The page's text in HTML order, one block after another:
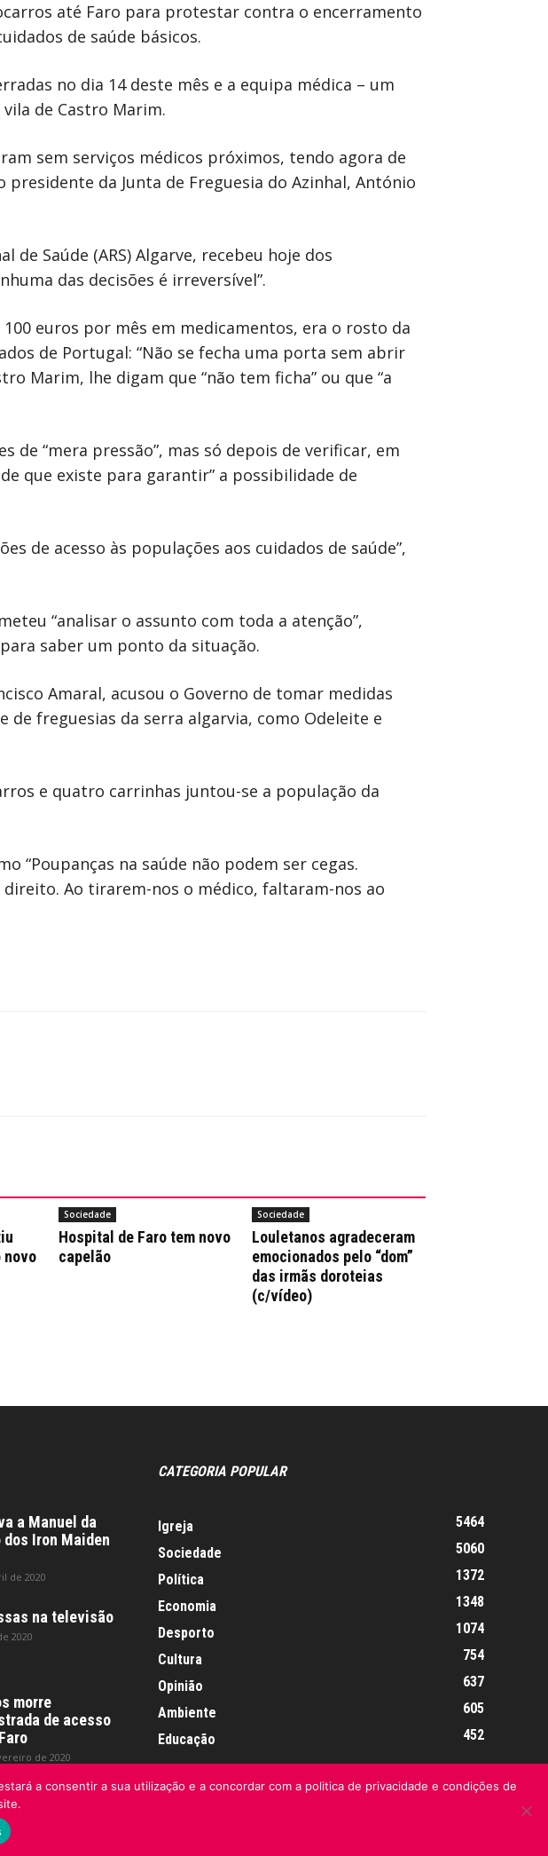
até Faro para protestar contra o encerramento
de saúde básicos.
no dia 14 deste mês e a equipa médica – um
de Castro Marim.
sem serviços médicos próximos, tendo agora de
da Junta de Freguesia do Azinhal, António
Saúde (ARS) Algarve, recebeu hoje dos
das decisões é irreversível”.
euros por mês em medicamentos, era o rosto da
de Portugal: “Não se fecha uma porta sem abrir
Marim, lhe digam que “não tem ficha” ou que “a
de “mera pressão”, mas só depois de verificar, em
que existe para garantir” a possibilidade de
de acesso às populações aos cuidados de saúde”,
“analisar o assunto com toda a atenção”,
saber um ponto da situação.
Amaral, acusou o Governo de tomar medidas
de freguesias da serra algarvia, como Odeleite e
e quatro carrinhas juntou-se a população da
“Poupanças na saúde não podem ser cegas.
direito. Ao tirarem-nos o médico, faltaram-nos ao
novo
Sociedade
Hospital de Faro tem novo
capelão
Sociedade
Louletanos agradeceram
emocionados pelo “dom”
das irmãs doroteias
(c/vídeo)
a Manuel da
Iron Maiden
de 2020
na televisão
2020
morre
de acesso
de 2020
CATEGORIA POPULAR
Igreja
5464
Sociedade
5060
Política
1372
Economia
1348
Desporto
1074
Cultura
754
Opinião
637
Ambiente
605
Educação
452
a consentir a sua utilização e a concordar com a politica de privacidade e condições de